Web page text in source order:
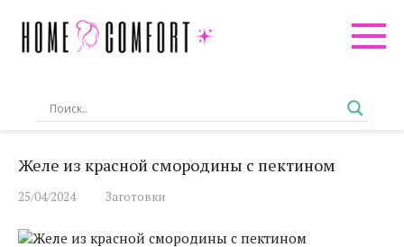
контенту
Желе из красной смородины с пектином
25/04/2024 Заготовки